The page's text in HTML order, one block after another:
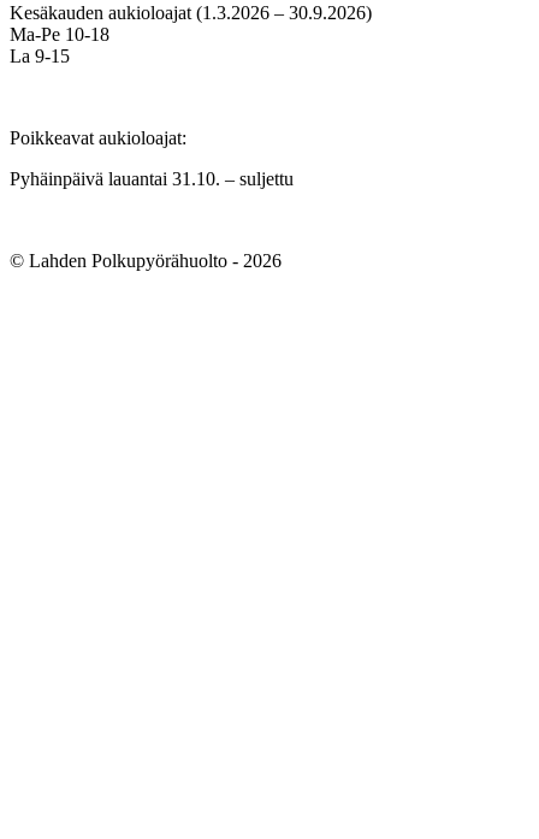
Kesäkauden aukioloajat (1.3.2026 – 30.9.2026)
Ma-Pe 10-18
La 9-15
Poikkeavat aukioloajat:
Pyhäinpäivä lauantai 31.10. – suljettu
© Lahden Polkupyörähuolto - 2026